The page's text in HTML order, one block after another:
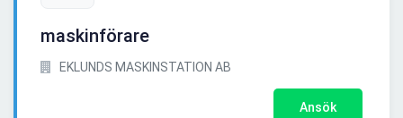
maskinförare
EKLUNDS MASKINSTATION AB
Ansök